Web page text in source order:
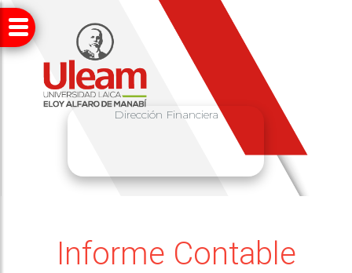
Dirección Financiera
Informe Contable